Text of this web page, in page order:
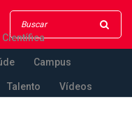
Campus
Talento Vídeos